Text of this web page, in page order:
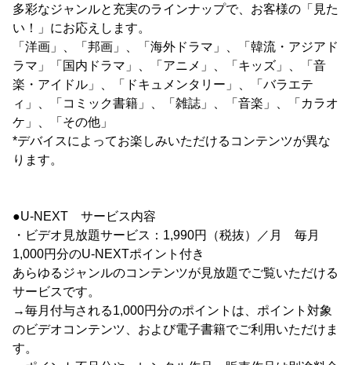
多彩なジャンルと充実のラインナップで、お客様の「見た
い！」にお応えします。
「洋画」、「邦画」、「海外ドラマ」、「韓流・アジアド
ラマ」「国内ドラマ」、「アニメ」、「キッズ」、「音
楽・アイドル」、「ドキュメンタリー」、「バラエテ
ィ」、「コミック書籍」、「雑誌」、「音楽」、「カラオ
ケ」、「その他」
*デバイスによってお楽しみいただけるコンテンツが異な
ります。
●U-NEXT サービス内容
・ビデオ見放題サービス：1,990円（税抜）／月 毎月
1,000円分のU-NEXTポイント付き
あらゆるジャンルのコンテンツが見放題でご覧いただける
サービスです。
→毎月付与される1,000円分のポイントは、ポイント対象
のビデオコンテンツ、および電子書籍でご利用いただけま
す。